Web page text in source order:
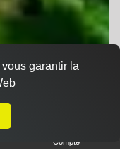
Compte
garantir la